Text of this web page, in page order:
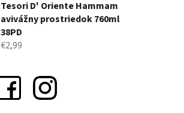
Tesori D' Oriente Hammam
avivážny prostriedok 760ml
38PD
€2,99